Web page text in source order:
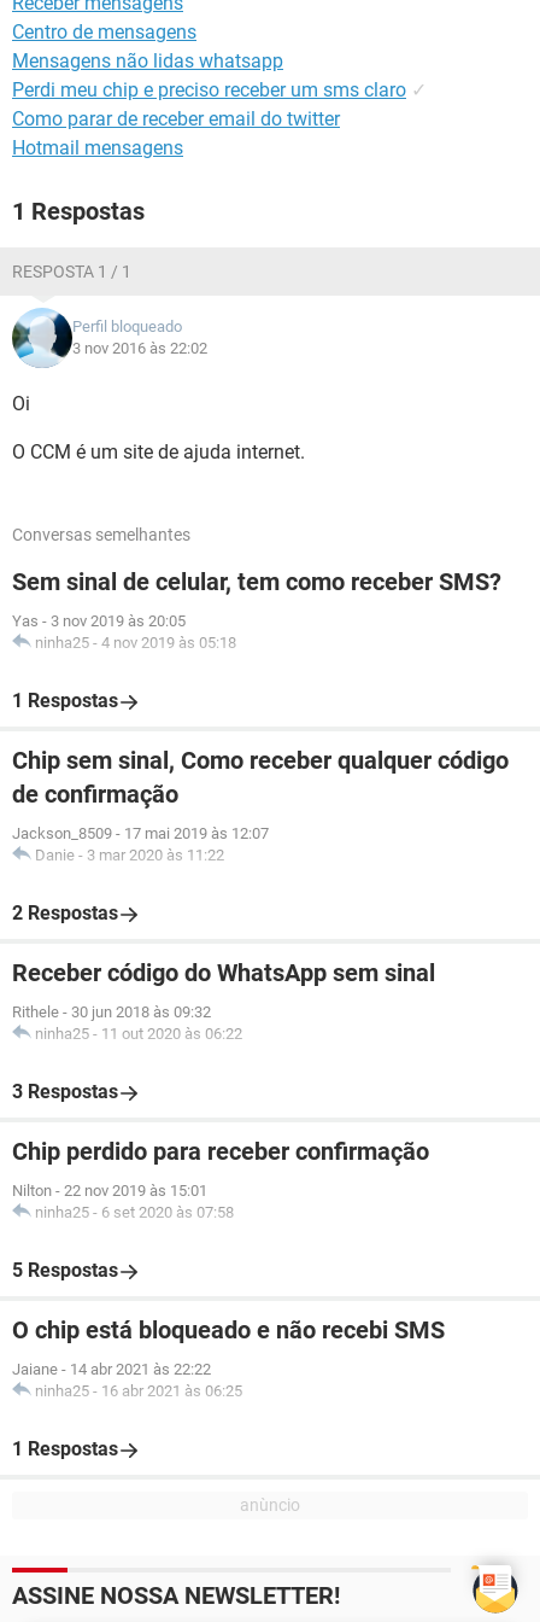
GUIA DE COMPRAS
Centro de mensagens
Mensagens não lidas whatsapp
Perdi meu chip e preciso receber um sms claro ✓
Como parar de receber email do twitter
Hotmail mensagens
1 Respostas
RESPOSTA 1 / 1
Perfil bloqueado
3 nov 2016 às 22:02
Oi
O CCM é um site de ajuda internet.
Conversas semelhantes
Sem sinal de celular, tem como receber SMS?
Yas - 3 nov 2019 às 20:05
ninha25 - 4 nov 2019 às 05:18
1 Respostas
Chip sem sinal, Como receber qualquer código
de confirmação
Jackson_8509 - 17 mai 2019 às 12:07
Danie - 3 mar 2020 às 11:22
2 Respostas
Receber código do WhatsApp sem sinal
Rithele - 30 jun 2018 às 09:32
ninha25 - 11 out 2020 às 06:22
3 Respostas
Chip perdido para receber confirmação
Nilton - 22 nov 2019 às 15:01
ninha25 - 6 set 2020 às 07:58
5 Respostas
O chip está bloqueado e não recebi SMS
Jaiane - 14 abr 2021 às 22:22
ninha25 - 16 abr 2021 às 06:25
1 Respostas
ASSINE NOSSA NEWSLETTER!